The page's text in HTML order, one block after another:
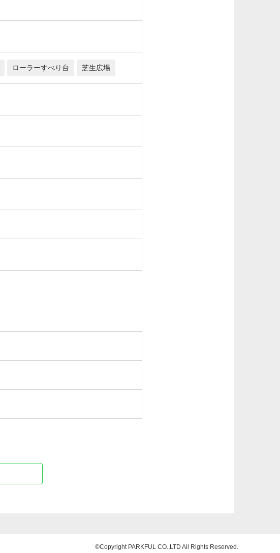
ローラーすべり台 芝生広場
©Copyright PARKFUL CO.,LTD All Rights Reserved.